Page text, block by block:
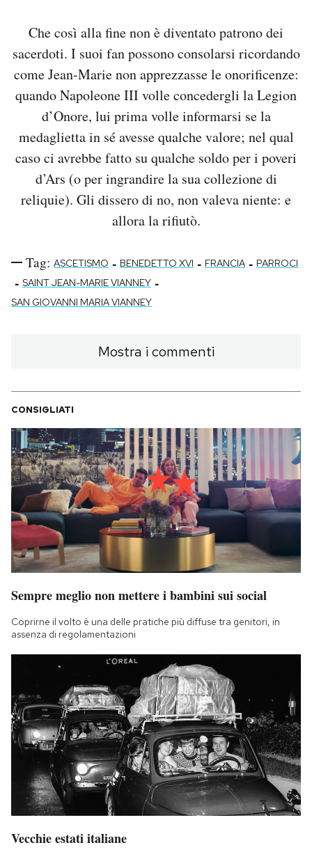
Che così alla fine non è diventato patrono dei
sacerdoti. I suoi fan possono consolarsi ricordando
come Jean-Marie non apprezzasse le onorificenze:
quando Napoleone III volle concedergli la Legion
d’Onore, lui prima volle informarsi se la
medaglietta in sé avesse qualche valore; nel qual
caso ci avrebbe fatto su qualche soldo per i poveri
d’Ars (o per ingrandire la sua collezione di
reliquie). Gli dissero di no, non valeva niente: e
allora la rifiutò.
Tag: ASCETISMO - BENEDETTO XVI - FRANCIA - PARROCI
- SAINT JEAN-MARIE VIANNEY -
SAN GIOVANNI MARIA VIANNEY
Mostra i commenti
CONSIGLIATI
Sempre meglio non mettere i bambini sui social
Coprirne il volto è una delle pratiche più diffuse tra genitori, in
assenza di regolamentazioni
Vecchie estati italiane